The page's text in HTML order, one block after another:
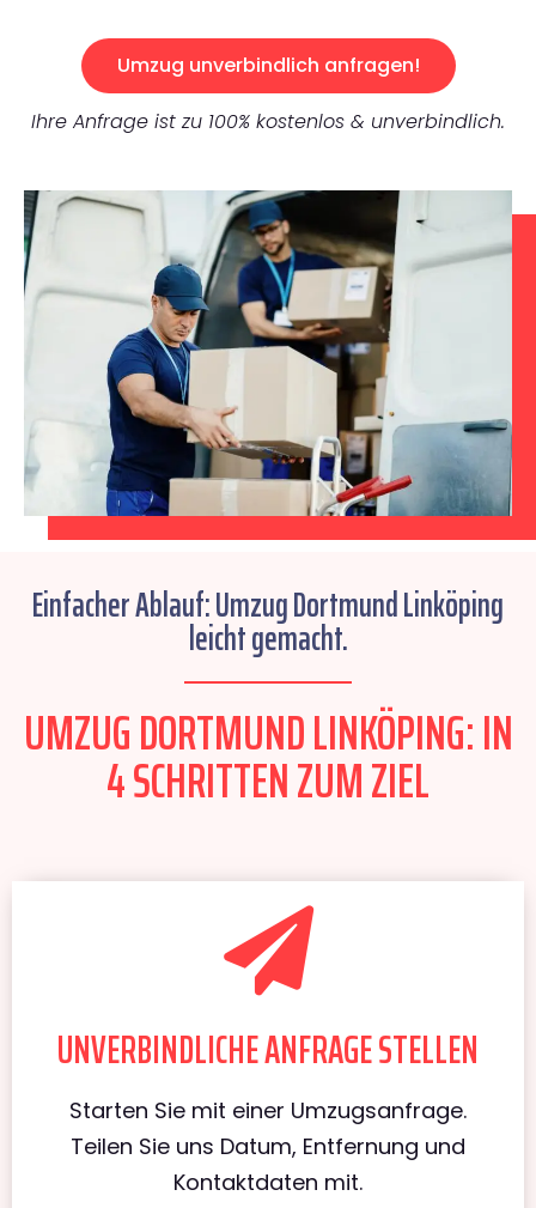
Umzug unverbindlich anfragen!
Ihre Anfrage ist zu 100% kostenlos & unverbindlich.
Einfacher Ablauf: Umzug Dortmund Linköping
leicht gemacht.
UMZUG DORTMUND LINKÖPING: IN
4 SCHRITTEN ZUM ZIEL
UNVERBINDLICHE ANFRAGE STELLEN
Starten Sie mit einer Umzugsanfrage.
Teilen Sie uns Datum, Entfernung und
Kontaktdaten mit.